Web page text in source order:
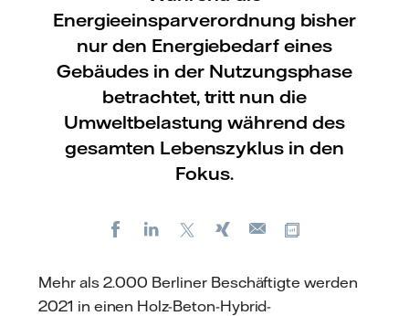
Energieeinsparverordnung bisher
nur den Energiebedarf eines
Gebäudes in der Nutzungsphase
betrachtet, tritt nun die
Umweltbelastung während des
gesamten Lebenszyklus in den
Fokus.
FacebookLinkedIn Xing
E-
Mehr als 2.000 Berliner Beschäftigte werden
2021 in einen Holz-Beton-Hybrid-